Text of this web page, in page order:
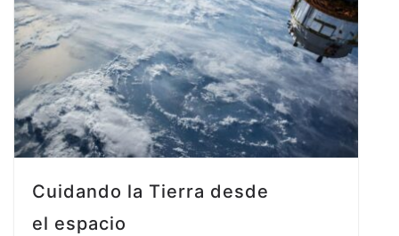
Cuidando la Tierra desde
el espacio